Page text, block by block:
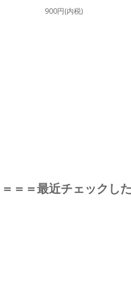
900円(内税)
＝＝＝最近チェックし